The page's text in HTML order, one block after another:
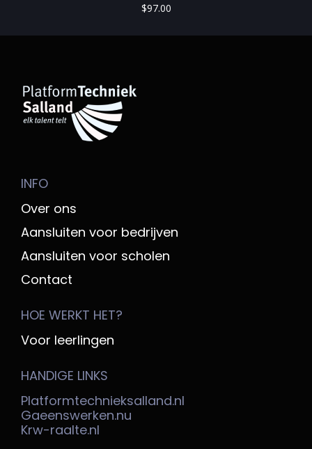
$97.00
INFO
Over ons
Aansluiten voor bedrijven
Aansluiten voor scholen
Contact
HOE WERKT HET?
Voor leerlingen
HANDIGE LINKS
Platformtechnieksalland.nl
Gaeenswerken.nu
Krw-raalte.nl